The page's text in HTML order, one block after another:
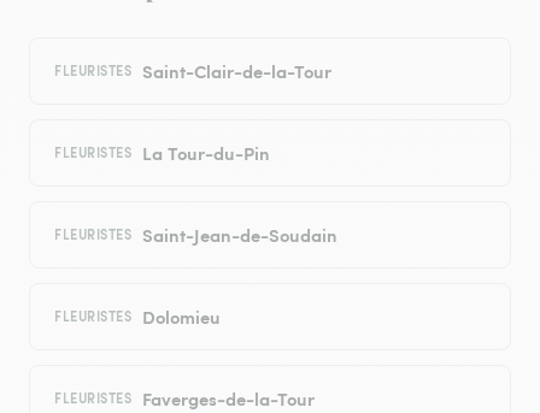
FLEURISTES Saint-Clair-de-la-Tour
FLEURISTES La Tour-du-Pin
FLEURISTES Saint-Jean-de-Soudain
FLEURISTES Dolomieu
FLEURISTES Faverges-de-la-Tour